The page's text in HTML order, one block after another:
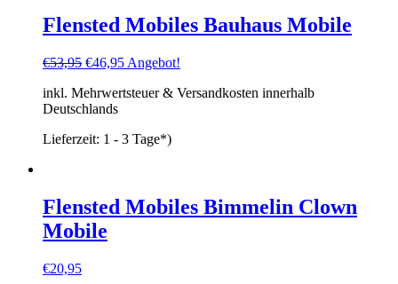
Flensted Mobiles Bauhaus Mobile
€53,95 Ursprünglicher
war:
€53,95
€46,95Aktueller
ist:
Angebot!
inkl. Mehrwertsteuer & Versandkosten innerhalb
Deutschlands
Lieferzeit: 1 - 3 Tage*)
Flensted Mobiles Bimmelin Clown
Mobile
€20,95